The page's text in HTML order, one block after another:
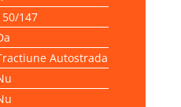
147
Autostrada